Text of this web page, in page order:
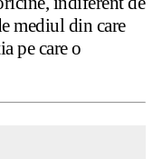
mediul din care
pe care o